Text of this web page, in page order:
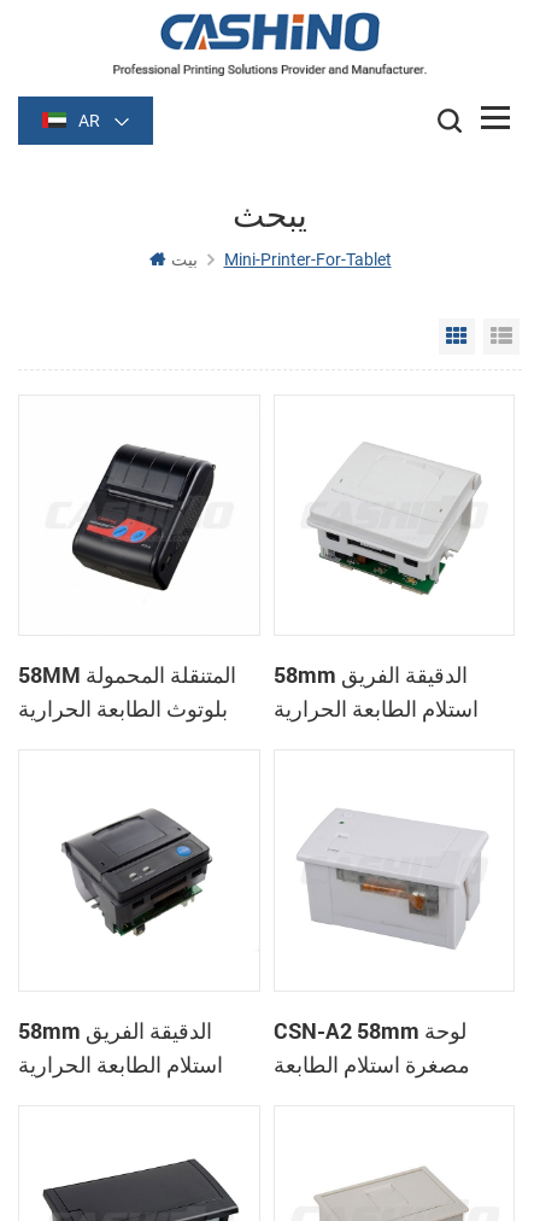
AR
يبحث
بيت Mini-Printer-For-Tablet
Grid
58MM المتنقلة المحمولة
بلوتوث الطابعة الحرارية
58mm الدقيقة الفريق
استلام الطابعة الحرارية
58mm الدقيقة الفريق
استلام الطابعة الحرارية
CSN-A2 58mm لوحة
مصغرة استلام الطابعة